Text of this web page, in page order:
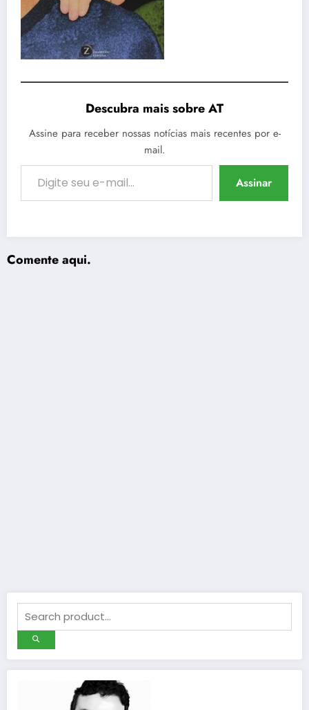
Descubra mais sobre AT
Assine para receber nossas notícias mais recentes por e-
mail.
Digite seu e-mail…
Assinar
Comente aqui.